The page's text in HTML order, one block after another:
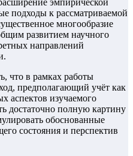
эмпирической
подходы к рассматриваемой
многообразие
развитием научного
направлений
что в рамках работы
предполагающий учёт как
аспектов изучаемого
достаточно полную картину
обоснованные
состояния и перспектив